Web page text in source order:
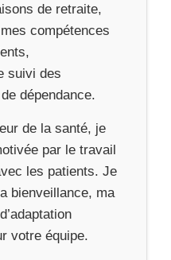
de retraite,
compétences
suivi des
dépendance.
de la santé, je
par le travail
les patients. Je
bienveillance, ma
votre équipe.